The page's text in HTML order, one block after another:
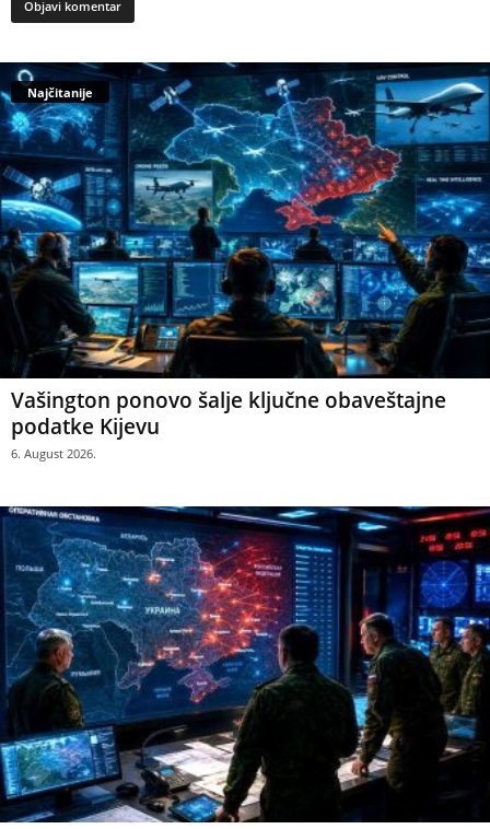
Najčitanije
Vašington ponovo šalje ključne obaveštajne
podatke Kijevu
6. August 2026.